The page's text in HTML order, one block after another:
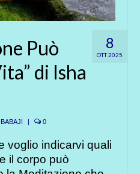
8
OTT 2025
Può
di Isha
| 0
voglio indicarvi quali
il corpo può